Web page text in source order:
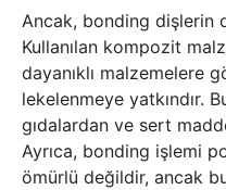
Ancak, bonding dişlerin
Kullanılan kompozit
dayanıklı malzemelere
lekelenmeye yatkındır.
gıdalardan ve sert
Ayrıca, bonding işlemi
ömürlü değildir, ancak